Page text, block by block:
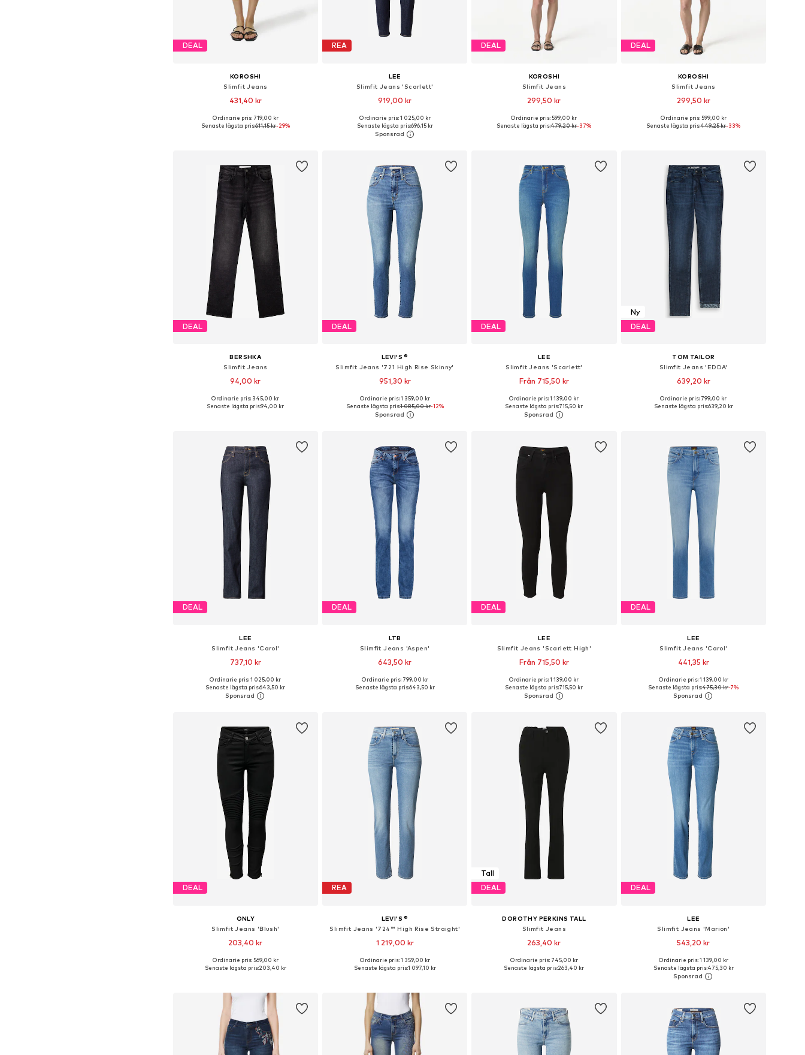
DEAL
KOROSHI
Slimfit Jeans
431,40 kr
Tillgänglig i många storlekar
Ordinarie pris: 719,00 kr
Senaste lägsta pris:611,15 kr-29%
REA
LEE
Slimfit Jeans 'Scarlett'
919,00 kr
+2
Tillgänglig i många storlekar
Lägg till i varukorgen
Ordinarie pris: 1 025,00 kr
Senaste lägsta pris:696,15 kr
DEAL
KOROSHI
Slimfit Jeans
299,50 kr
Tillgänglig i många storlekar
Ordinarie pris: 599,00 kr
Senaste lägsta pris:479,20 kr-37%
DEAL
KOROSHI
Slimfit Jeans
299,50 kr
Tillgänglig i många storlekar
Ordinarie pris: 599,00 kr
Senaste lägsta pris:449,25 kr-33%
DEAL
BERSHKA
Slimfit Jeans
94,00 kr
Ordinarie pris: 345,00 kr
Senaste lägsta pris:94,00 kr
DEAL
LEVI'S ®
Slimfit Jeans '721 High Rise Skinny'
951,30 kr
Tillgänglig i många storlekar
Lägg till i varukorgen
Ordinarie pris: 1 359,00 kr
Senaste lägsta pris:1 085,00 kr-12%
DEAL
LEE
Slimfit Jeans 'Scarlett'
Från 715,50 kr
+2
Tillgänglig i många storlekar
Lägg till i varukorgen
Ordinarie pris: 1 139,00 kr
Senaste lägsta pris:715,50 kr
Ny
DEAL
TOM TAILOR
Slimfit Jeans 'EDDA'
639,20 kr
Tillgänglig i många storlekar
Ordinarie pris: 799,00 kr
Senaste lägsta pris:639,20 kr
DEAL
LEE
Slimfit Jeans 'Carol'
737,10 kr
+1
Tillgänglig i många storlekar
Lägg till i varukorgen
Ordinarie pris: 1 025,00 kr
Senaste lägsta pris:643,50 kr
DEAL
LTB
Slimfit Jeans 'Aspen'
643,50 kr
+2
Tillgänglig i många storlekar
Ordinarie pris: 799,00 kr
Senaste lägsta pris:643,50 kr
DEAL
LEE
Slimfit Jeans 'Scarlett High'
Från 715,50 kr
+2
Tillgänglig i många storlekar
Lägg till i varukorgen
Ordinarie pris: 1 139,00 kr
Senaste lägsta pris:715,50 kr
DEAL
LEE
Slimfit Jeans 'Carol'
441,35 kr
+1
Tillgänglig i många storlekar
Lägg till i varukorgen
Ordinarie pris: 1 139,00 kr
Senaste lägsta pris:475,30 kr-7%
DEAL
ONLY
Slimfit Jeans 'Blush'
203,40 kr
Tillgänglig i många storlekar
Ordinarie pris: 569,00 kr
Senaste lägsta pris:203,40 kr
REA
LEVI'S ®
Slimfit Jeans '724™ High Rise Straight'
1 219,00 kr
+15
Tillgänglig i många storlekar
Ordinarie pris: 1 359,00 kr
Senaste lägsta pris:1 097,10 kr
Tall
DEAL
DOROTHY PERKINS TALL
Slimfit Jeans
263,40 kr
Tillgänglig i många storlekar
Ordinarie pris: 745,00 kr
Senaste lägsta pris:263,40 kr
DEAL
LEE
Slimfit Jeans 'Marion'
543,20 kr
+1
Tillgänglig i många storlekar
Lägg till i varukorgen
Ordinarie pris: 1 139,00 kr
Senaste lägsta pris:475,30 kr